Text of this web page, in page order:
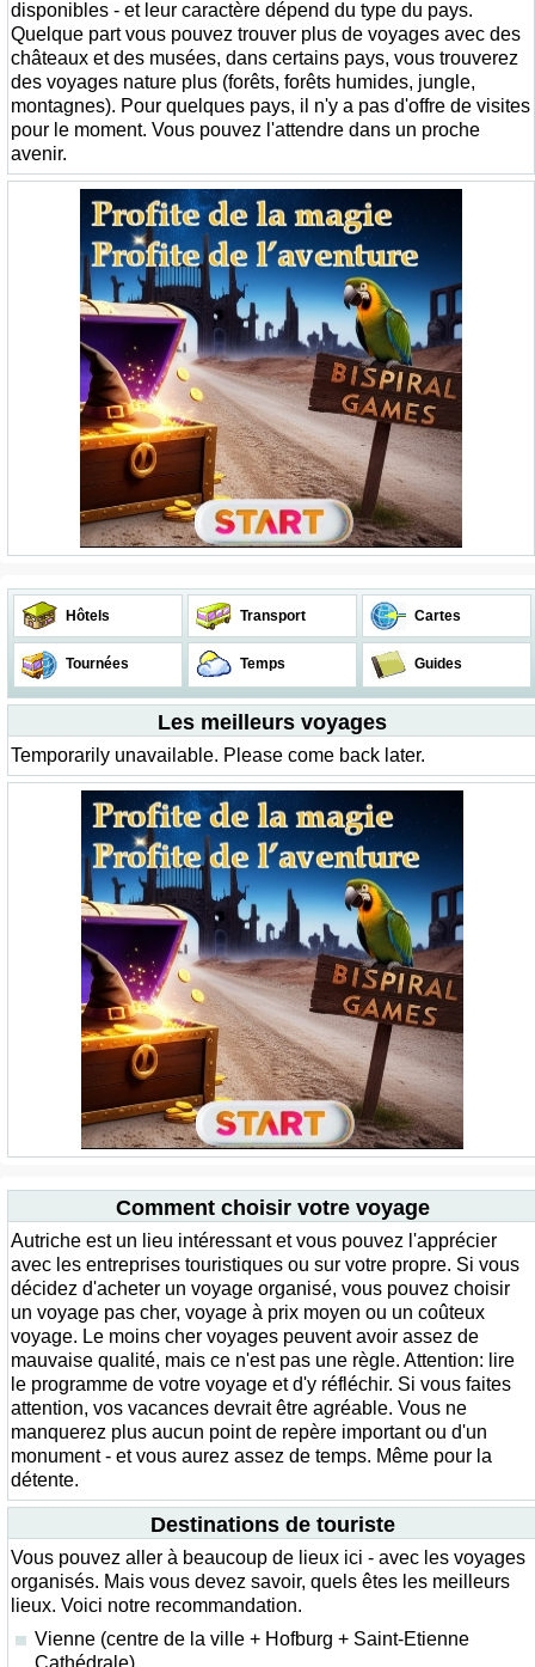
disponibles - et leur caractère dépend du type du pays.
Quelque part vous pouvez trouver plus de voyages avec des
châteaux et des musées, dans certains pays, vous trouverez
des voyages nature plus (forêts, forêts humides, jungle,
montagnes). Pour quelques pays, il n'y a pas d'offre de visites
pour le moment. Vous pouvez l'attendre dans un proche
avenir.
Hôtels Transport Cartes
Tournées Temps Guides
Les meilleurs voyages
Temporarily unavailable. Please come back later.
Comment choisir votre voyage
Autriche est un lieu intéressant et vous pouvez l'apprécier
avec les entreprises touristiques ou sur votre propre. Si vous
décidez d'acheter un voyage organisé, vous pouvez choisir
un voyage pas cher, voyage à prix moyen ou un coûteux
voyage. Le moins cher voyages peuvent avoir assez de
mauvaise qualité, mais ce n'est pas une règle. Attention: lire
le programme de votre voyage et d'y réfléchir. Si vous faites
attention, vos vacances devrait être agréable. Vous ne
manquerez plus aucun point de repère important ou d'un
monument - et vous aurez assez de temps. Même pour la
détente.
Destinations de touriste
Vous pouvez aller à beaucoup de lieux ici - avec les voyages
organisés. Mais vous devez savoir, quels êtes les meilleurs
lieux. Voici notre recommandation.
Vienne (centre de la ville + Hofburg + Saint-Etienne
Cathédrale)